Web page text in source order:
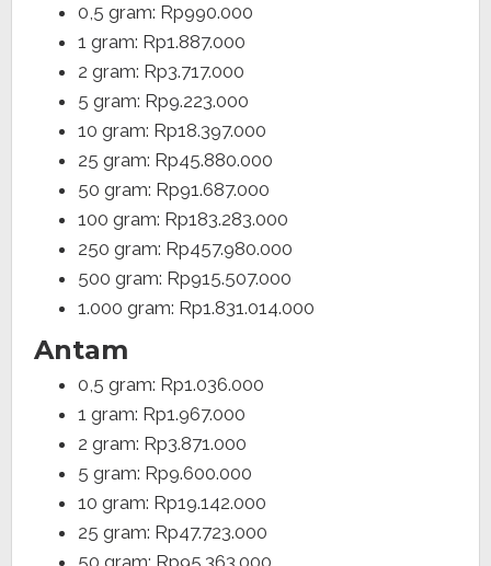
0,5 gram: Rp990.000
1 gram: Rp1.887.000
2 gram: Rp3.717.000
5 gram: Rp9.223.000
10 gram: Rp18.397.000
25 gram: Rp45.880.000
50 gram: Rp91.687.000
100 gram: Rp183.283.000
250 gram: Rp457.980.000
500 gram: Rp915.507.000
1.000 gram: Rp1.831.014.000
Antam
0,5 gram: Rp1.036.000
1 gram: Rp1.967.000
2 gram: Rp3.871.000
5 gram: Rp9.600.000
10 gram: Rp19.142.000
25 gram: Rp47.723.000
50 gram: Rp95.363.000